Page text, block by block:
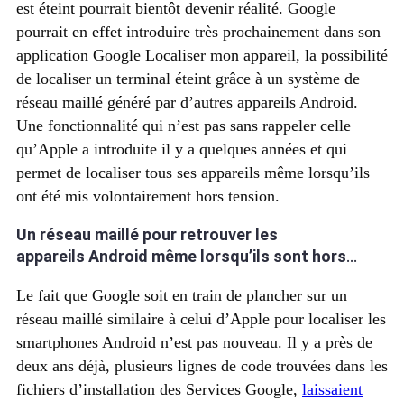
est éteint pourrait bientôt devenir réalité. Google
pourrait en effet introduire très prochainement dans son
application Google Localiser mon appareil, la possibilité
de localiser un terminal éteint grâce à un système de
réseau maillé généré par d’autres appareils Android.
Une fonctionnalité qui n’est pas sans rappeler celle
qu’Apple a introduite il y a quelques années et qui
permet de localiser tous ses appareils même lorsqu’ils
ont été mis volontairement hors tension.
Un réseau maillé pour retrouver les
appareils Android même lorsqu’ils sont hors
Le fait que Google soit en train de plancher sur un
réseau maillé similaire à celui d’Apple pour localiser les
smartphones Android n’est pas nouveau. Il y a près de
deux ans déjà, plusieurs lignes de code trouvées dans les
fichiers d’installation des Services Google, laissaient